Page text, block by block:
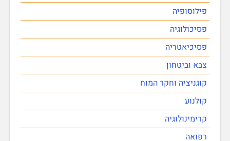
פילוסופיה
פסיכולוגיה
פסיכיאטריה
צבא וביטחון
קוגניציה וחקר המוח
קולנוע
קרימינולוגיה
רפואה